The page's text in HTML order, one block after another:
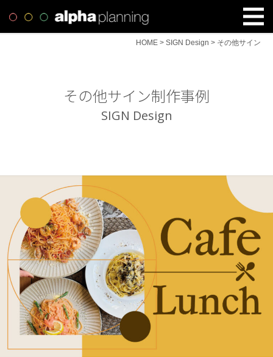
HOME > SIGN Design > その他サイン
その他サイン制作事例
SIGN Design